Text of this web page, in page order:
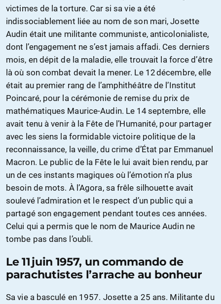
victimes de la torture. Car si sa vie a été
indissociablement liée au nom de son mari, Josette
Audin était une militante communiste, anticolonialiste,
dont l’engagement ne s’est jamais affadi. Ces derniers
mois, en dépit de la maladie, elle trouvait la force d’être
là où son combat devait la mener. Le 12 décembre, elle
était au premier rang de l’amphithéâtre de l’Institut
Poincaré, pour la cérémonie de remise du prix de
mathématiques Maurice-Audin. Le 14 septembre, elle
avait tenu à venir à la Fête de l’Humanité, pour partager
avec les siens la formidable victoire politique de la
reconnaissance, la veille, du crime d’État par Emmanuel
Macron. Le public de la Fête le lui avait bien rendu, par
un de ces instants magiques où l’émotion n’a plus
besoin de mots. À l’Agora, sa frêle silhouette avait
soulevé l’admiration et le respect d’un public qui a
partagé son engagement pendant toutes ces années.
Celui qui a permis que le nom de Maurice Audin ne
tombe pas dans l’oubli.
Le 11 juin 1957, un commando de
parachutistes l’arrache au bonheur
Sa vie a basculé en 1957. Josette a 25 ans. Militante du